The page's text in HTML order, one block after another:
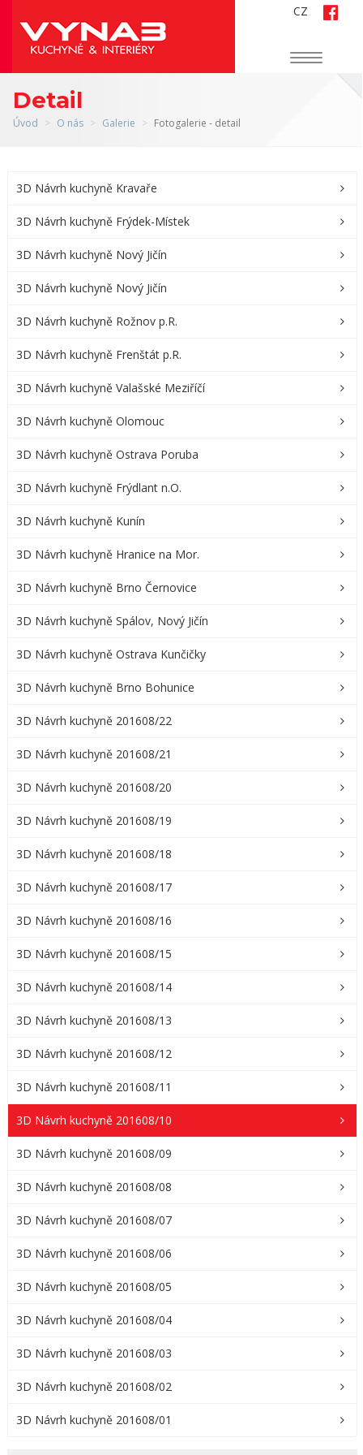
Navigace
CZ
Detail
Úvod O nás Galerie Fotogalerie - detail
3D Návrh kuchyně Kravaře
3D Návrh kuchyně Frýdek-Místek
3D Návrh kuchyně Nový Jičín
3D Návrh kuchyně Nový Jičín
3D Návrh kuchyně Rožnov p.R.
3D Návrh kuchyně Frenštát p.R.
3D Návrh kuchyně Valašské Meziříčí
3D Návrh kuchyně Olomouc
3D Návrh kuchyně Ostrava Poruba
3D Návrh kuchyně Frýdlant n.O.
3D Návrh kuchyně Kunín
3D Návrh kuchyně Hranice na Mor.
3D Návrh kuchyně Brno Černovice
3D Návrh kuchyně Spálov, Nový Jičín
3D Návrh kuchyně Ostrava Kunčičky
3D Návrh kuchyně Brno Bohunice
3D Návrh kuchyně 201608/22
3D Návrh kuchyně 201608/21
3D Návrh kuchyně 201608/20
3D Návrh kuchyně 201608/19
3D Návrh kuchyně 201608/18
3D Návrh kuchyně 201608/17
3D Návrh kuchyně 201608/16
3D Návrh kuchyně 201608/15
3D Návrh kuchyně 201608/14
3D Návrh kuchyně 201608/13
3D Návrh kuchyně 201608/12
3D Návrh kuchyně 201608/11
3D Návrh kuchyně 201608/10
3D Návrh kuchyně 201608/09
3D Návrh kuchyně 201608/08
3D Návrh kuchyně 201608/07
3D Návrh kuchyně 201608/06
3D Návrh kuchyně 201608/05
3D Návrh kuchyně 201608/04
3D Návrh kuchyně 201608/03
3D Návrh kuchyně 201608/02
3D Návrh kuchyně 201608/01